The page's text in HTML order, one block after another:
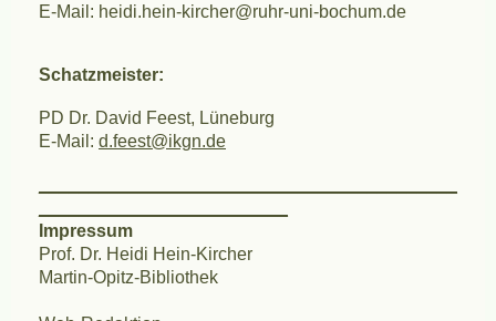
E-Mail: heidi.hein-kircher@ruhr-uni-bochum.de
Schatzmeister:
PD Dr. David Feest, Lüneburg
E-Mail: d.feest@ikgn.de
Impressum
Prof. Dr. Heidi Hein-Kircher
Martin-Opitz-Bibliothek